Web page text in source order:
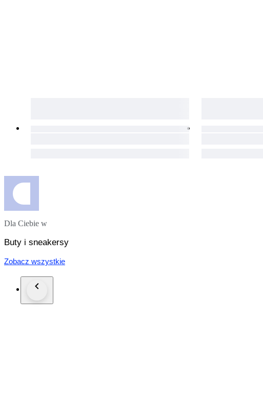
Dla Ciebie w
Buty i sneakersy
Zobacz wszystkie